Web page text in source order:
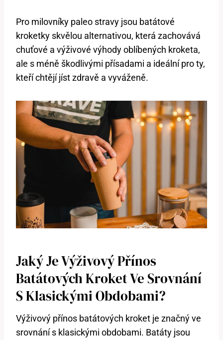
Pro milovníky paleo stravy jsou batátové
kroketky skvělou alternativou, která zachovává
chuťové a výživové výhody oblíbených kroketa,
ale s méně škodlivými přísadami a ideální pro ty,
kteří chtějí jíst zdravě a vyváženě.
Jaký Je Výživový Přínos
Batátových Kroket Ve Srovnání
S Klasickými Obdobami?
Výživový přínos batátových kroket je značný ve
srovnání s klasickými obdobami. Batáty jsou